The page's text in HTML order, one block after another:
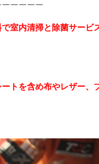
ーーーー
室内清掃と除菌サービ
トを含め布やレザー、